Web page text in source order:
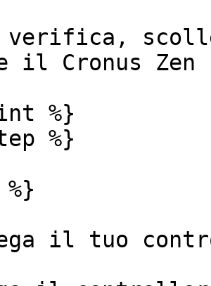
verifica,
il Cronus
%}
%}
il tuo